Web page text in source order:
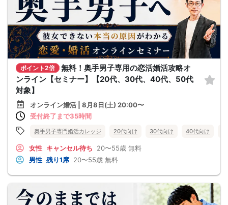
ポイント2倍
無料！奥手男子専用の恋活婚活攻略オ
ンライン【セミナー】【20代、30代、40代、50代
対象】
オンライン婚活 | 8月8日(土) 20:00〜
受付終了まで35時間
奥手男子専門婚活カレッジ 20代向け 30代向け 40代向け
女性 キャンセル待ち 20〜55歳 無料
男性 残り1席 20〜55歳 無料